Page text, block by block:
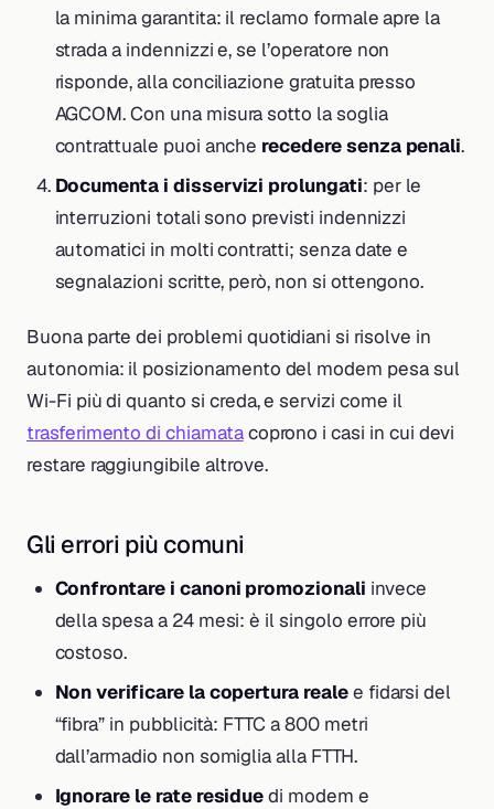
la minima garantita: il reclamo formale apre la
strada a indennizzi e, se l’operatore non
risponde, alla conciliazione gratuita presso
AGCOM. Con una misura sotto la soglia
contrattuale puoi anche recedere senza penali.
Documenta i disservizi prolungati: per le
interruzioni totali sono previsti indennizzi
automatici in molti contratti; senza date e
segnalazioni scritte, però, non si ottengono.
Buona parte dei problemi quotidiani si risolve in
autonomia: il posizionamento del modem pesa sul
Wi-Fi più di quanto si creda, e servizi come il
trasferimento di chiamatacoprono i casi in cui devi
restare raggiungibile altrove.
Gli errori più comuni
Confrontare i canoni promozionali invece
della spesa a 24 mesi: è il singolo errore più
costoso.
Non verificare la copertura realee fidarsi del
“fibra” in pubblicità: FTTC a 800 metri
dall’armadio non somiglia alla FTTH.
Ignorare le rate residuedi modem e